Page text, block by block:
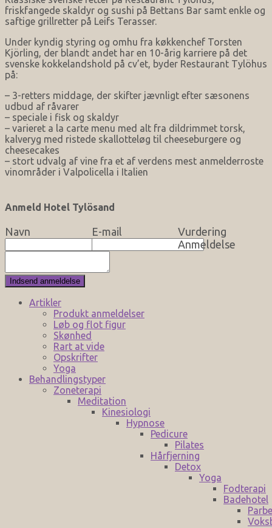
friskfangede skaldyr og sushi på Bettans Bar samt enkle og
saftige grillretter på Leifs Terasser.
Under kyndig styring og omhu fra køkkenchef Torsten
Kjörling, der blandt andet har en 10-årig karriere på det
svenske kokkelandshold på cv’et, byder Restaurant Tylöhus
på:
– 3-retters middage, der skifter jævnligt efter sæsonens
udbud af råvarer
– speciale i fisk og skaldyr
– varieret a la carte menu med alt fra dildrimmet torsk,
kalveryg med ristede skallotteløg til cheeseburgere og
cheesecakes
– stort udvalg af vine fra et af verdens mest anmelderroste
vinområder i Valpolicella i Italien
Anmeld Hotel Tylösand
Navn E-mail
Vurdering
Anmeldelse
Artikler
Produkt anmeldelser
Løb og flot figur
Skønhed
Rart at vide
Opskrifter
Yoga
Behandlingstyper
Zoneterapi
Meditation
Kinesiologi
Hypnose
Pedicure
Pilates
Hårfjerning
Detox
Yoga
Fodterapi
Badehotel